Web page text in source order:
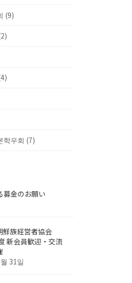
(9)
학우회 (7)
募金のお願い
鮮族経営者協会
新会員歓迎・交流
31일